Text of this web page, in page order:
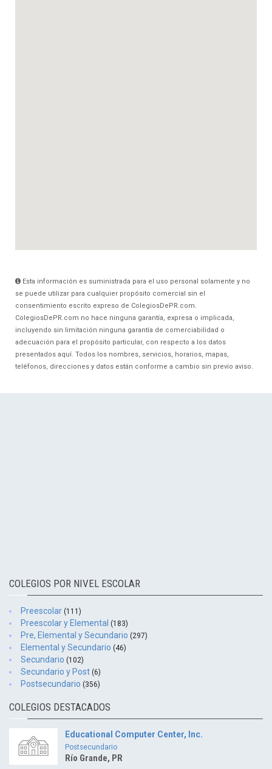
Esta información es suministrada para el uso personal solamente y no
se puede utilizar para cualquier propósito comercial sin el
consentimiento escrito expreso de ColegiosDePR.com.
ColegiosDePR.com no hace ninguna garantía, expresa o implicada,
incluyendo sin limitación ninguna garantía de comerciabilidad o
adecuación para el propósito particular, con respecto a los datos
presentados aquí. Todos los nombres, servicios, horarios, mapas,
teléfonos, direcciones y datos están conforme a cambio sin previo aviso.
COLEGIOS POR NIVEL ESCOLAR
Preescolar (111)
Preescolar y Elemental (183)
Pre, Elemental y Secundario (297)
Elemental y Secundario (46)
Secundario (102)
Secundario y Post (6)
Postsecundario (356)
COLEGIOS DESTACADOS
Educational Computer Center, Inc.
Postsecundario
Río Grande, PR